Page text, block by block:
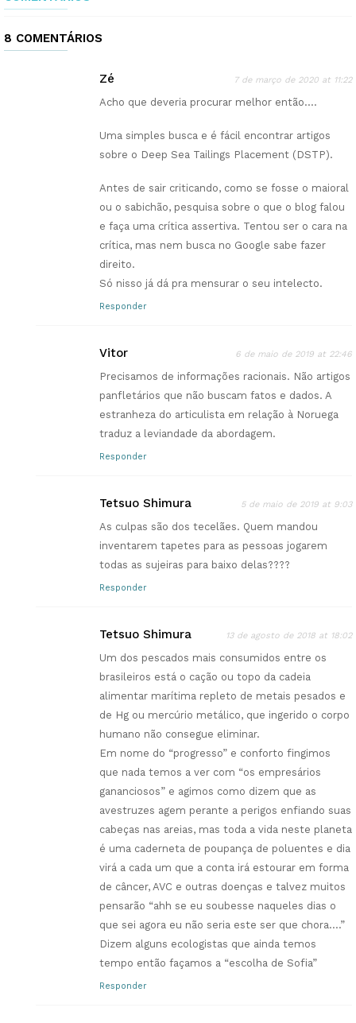
8 COMENTÁRIOS
Zé 7 de março de 2020 at 11:22
Acho que deveria procurar melhor então….
Uma simples busca e é fácil encontrar artigos
sobre o Deep Sea Tailings Placement (DSTP).
Antes de sair criticando, como se fosse o maioral
ou o sabichão, pesquisa sobre o que o blog falou
e faça uma crítica assertiva. Tentou ser o cara na
crítica, mas nem busca no Google sabe fazer
direito.
Só nisso já dá pra mensurar o seu intelecto.
Responder
Vitor 6 de maio de 2019 at 22:46
Precisamos de informações racionais. Não artigos
panfletários que não buscam fatos e dados. A
estranheza do articulista em relação à Noruega
traduz a leviandade da abordagem.
Responder
Tetsuo Shimura 5 de maio de 2019 at 9:03
As culpas são dos tecelães. Quem mandou
inventarem tapetes para as pessoas jogarem
todas as sujeiras para baixo delas????
Responder
Tetsuo Shimura 13 de agosto de 2018 at 18:02
Um dos pescados mais consumidos entre os
brasileiros está o cação ou topo da cadeia
alimentar marítima repleto de metais pesados e
de Hg ou mercúrio metálico, que ingerido o corpo
humano não consegue eliminar.
Em nome do “progresso” e conforto fingimos
que nada temos a ver com “os empresários
gananciosos” e agimos como dizem que as
avestruzes agem perante a perigos enfiando suas
cabeças nas areias, mas toda a vida neste planeta
é uma caderneta de poupança de poluentes e dia
virá a cada um que a conta irá estourar em forma
de câncer, AVC e outras doenças e talvez muitos
pensarão “ahh se eu soubesse naqueles dias o
que sei agora eu não seria este ser que chora….”
Dizem alguns ecologistas que ainda temos
tempo então façamos a “escolha de Sofia”
Responder